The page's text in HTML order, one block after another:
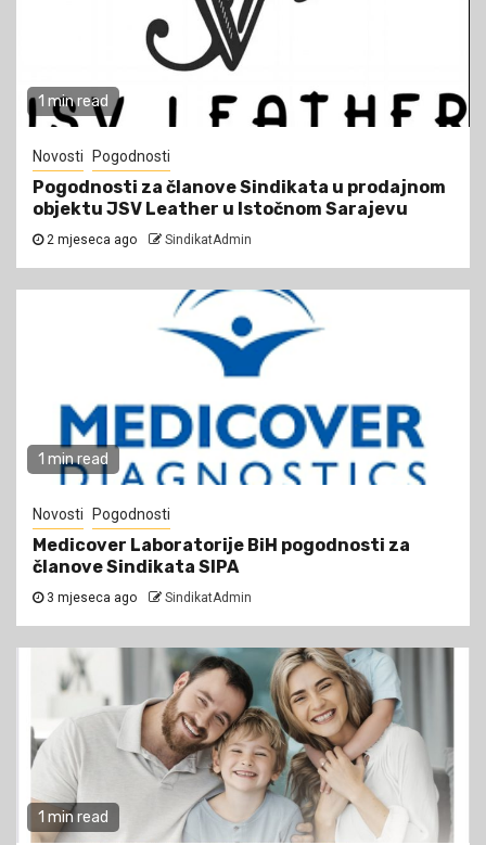
1 min read
Novosti Pogodnosti
Pogodnosti za članove Sindikata u prodajnom
objektu JSV Leather u Istočnom Sarajevu
2 mjeseca ago SindikatAdmin
1 min read
Novosti Pogodnosti
Medicover Laboratorije BiH pogodnosti za
članove Sindikata SIPA
3 mjeseca ago SindikatAdmin
1 min read